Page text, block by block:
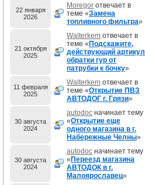
22 января
2026
Moregor отвечает в
теме «Замена
топливного фильтра»
21 октября
2025
Walterkem отвечает в
теме « Подскажите,
действующий артикул
обратки гур от
патрубки к бочку»
11 февраля
2025
Walterkem отвечает в
теме «Открытие ПВЗ
АВТОДОГ г. Грязи»
30 августа
2024
autodoc начинает тему
«Открытие еще
одного магазина в г.
Набережные Челны»
30 августа
2024
autodoc начинает тему
« Переезд магазина
АВТОДОК в г.
Малоярославец»